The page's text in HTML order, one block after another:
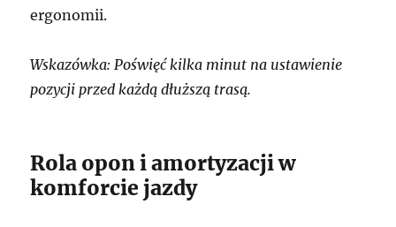
ergonomii.
Wskazówka: Poświęć kilka minut na ustawienie
pozycji przed każdą dłuższą trasą.
Rola opon i amortyzacji w
komforcie jazdy